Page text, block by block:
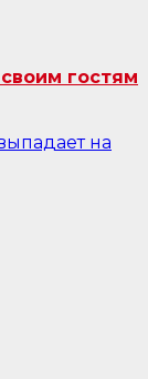
гостям
на